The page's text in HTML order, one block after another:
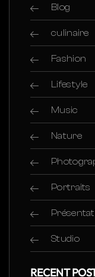
Blog
culinaire
Fashion
Lifestyle
Music
Nature
Portraits
Studio
RECENT